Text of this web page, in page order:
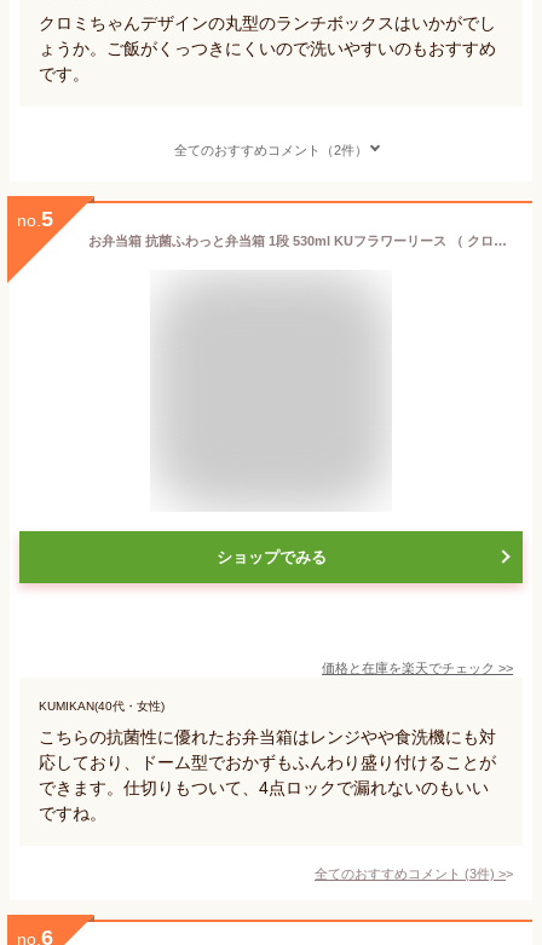
クロミちゃんデザインの丸型のランチボックスはいかがでし
ょうか。ご飯がくっつきにくいので洗いやすいのもおすすめ
です。
全てのおすすめコメント（2件）
no. 5
お弁当箱 抗菌ふわっと弁当箱 1段 530ml KUフラワーリース （ クロミ ランチボックス 食洗機対応 レンジ対応 一段 抗菌 ドーム型 4点ロック 日本製 仕切り付き 銀 AG 抗菌加工 食洗機OK レンジOK お弁当 弁当 一段弁当 弁当箱 ）【39ショップ】
ショップでみる
価格と在庫を楽天でチェック >>
KUMIKAN(40代・女性)
こちらの抗菌性に優れたお弁当箱はレンジやや食洗機にも対
応しており、ドーム型でおかずもふんわり盛り付けることが
できます。仕切りもついて、4点ロックで漏れないのもいい
ですね。
全てのおすすめコメント (3件) >
no. 6